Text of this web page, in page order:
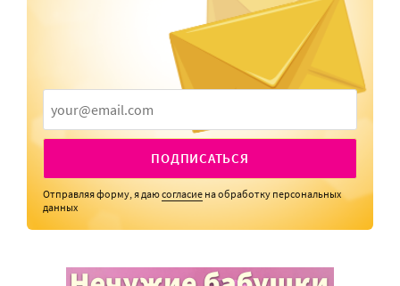
ПОДПИСАТЬСЯ
Отправляя форму, я даюсогласие на обработку персональных
данных